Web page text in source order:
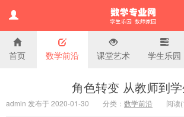
小学数学专业
首页 数学前沿 课堂艺术 学生乐园
角色转变 从教师到
admin 发布于 2020-01-30 分类： 数学前沿 阅读(